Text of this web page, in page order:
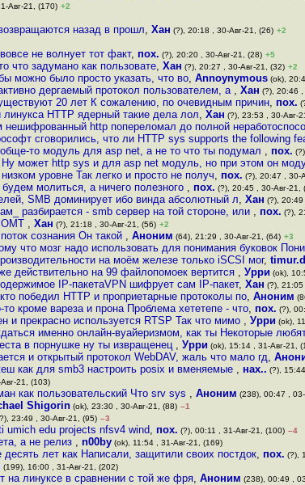
Авг-21, (170) +2
назад в прошл, Хан (?), 20:18 , 30-Авг-21, (26) +2
не волнует тот факт, пох. (?), 20:20 , 30-Авг-21, (28) +5
что задумано как пользовате, Хан (?), 20:27 , 30-Авг-21, (32) +2
можно было просто указать, что во, Annoynymous (ok),
дергаемый протокол пользователем, а , Хан (?), 20:46 ,
20 лет К сожалению, по очевидным причин, пох.
линукса HTTP ядерный такие дела лол, Хан (?), 23:53 , 30-Авг-
нешифрованный http попереломал до полной
сговорились, что ли HTTP sys supports the following
то модуль для asp net, а не то что ты подумал , пох.
Ну может http sys и для asp net модуль, но при этом он
уровне Так легко и просто не получ, пох. (?), 20:47 , 30-
молиться, а ничего полезного , пох. (?), 20:45 , 30-Авг-21,
SMB доминирует ибо винда абсолютный л, Хан (?), 20:49
разбирается - smb сервер на той стороне, или , пох. (?),
, Хан (?), 21:18 , 30-Авг-21, (56) +2
сознания Он такой , Аноним (64), 21:29 , 30-Авг-21, (64) +3
что мозг надо использовать для понимания буковок
на моём железе только iSCSI мог,
действительно на 99 файлопомоек вертится , Урри (ok),
IP-пакетаVPN шифрует сам IP-пакет, Хан (?), 21:05
победил HTTP и проприетарные протоколы по, Аноним
кроме вареза и прона Проблема хететепе - что, пох. (?),
и прекрасно используется RTSP Так что мимо , Урри (ok),
именно онлайн-вуайеризмом, как ты Некоторые
в порнушке ну ты извращенец , Урри (ok), 15:14 , 31-Авг-21,
и открытый протокол WebDAV, жаль что мало гд,
как для smb3 настроить posix и вменяемые , нах.. (?),
21, (103)
как пользовательский Что srv sys , Аноним (238), 00:47 ,
Shigorin (ok), 23:30 , 30-Авг-21, (88) –1
23:49 , 30-Авг-21, (95) –3
umich edu projects nfsv4 wind, пох. (?), 00:11 , 31-Авг-21, (100) –4
а не релиз , n00by (ok), 11:54 , 31-Авг-21, (169)
лет как Написали, защитили своих постдок, пох. (?),
(199), 16:00 , 31-Авг-21, (202)
на линуксе в сравнении с той же фря, Аноним (238), 00:49 ,